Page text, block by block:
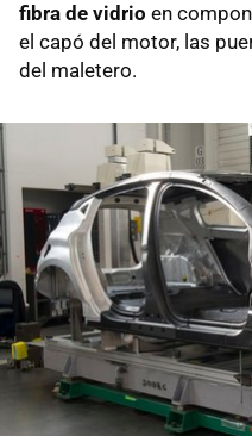
fibra de vidrio en
el capó del motor, las
del maletero.